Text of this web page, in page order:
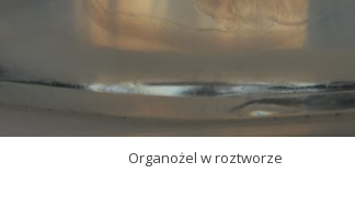
Organożel w roztworze